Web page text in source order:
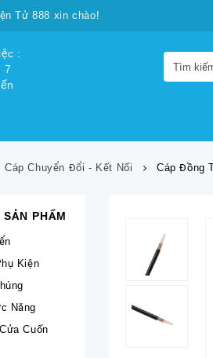
Tử 888 xin chào!
:
7
Cáp Chuyển Đổi - Kết Nối Cáp Đồng
PHẨM
Kiện
Năng
Cuốn